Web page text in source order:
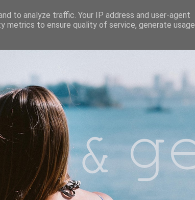
to analyze traffic. Your IP address and user-agent
metrics to ensure quality of service, generate usage